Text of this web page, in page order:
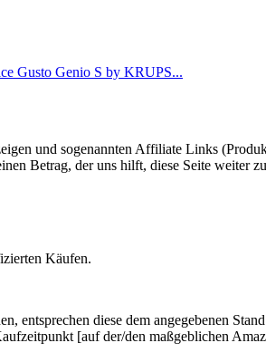
Gusto Genio S by KRUPS...
und sogenannten Affiliate Links
Betrag, der uns hilft, diese Seite weiter
Käufen.
entsprechen diese dem angegebenen
[auf der/den maßgeblichen